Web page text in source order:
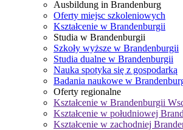
Ausbildung in Brandenburg
Oferty miejsc szkoleniowych
Kształcenie w Brandenburgii
Studia w Brandenburgii
Szkoły wyższe w Brandenburgii
Studia dualne w Brandenburgii
Nauka spotyka się z gospodarką
Badania naukowe w
Oferty regionalne
Kształcenie w Brandenburgii
Kształcenie w południowej
Kształcenie w zachodniej